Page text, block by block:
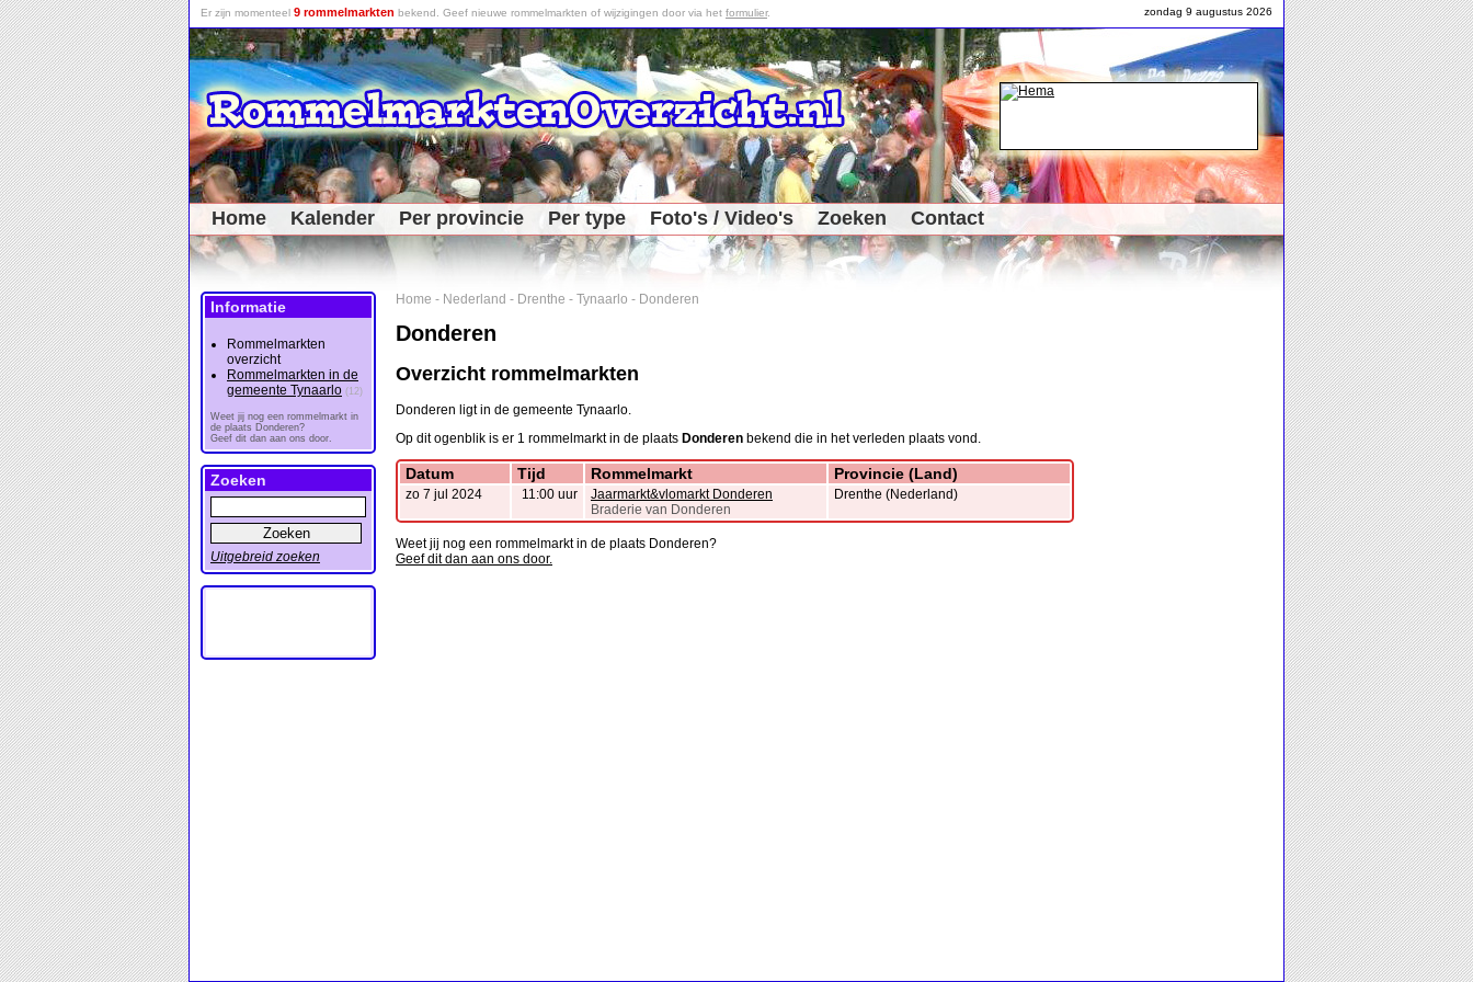
zondag 9 augustus 2026
Er zijn momenteel 9 rommelmarkten bekend. Geef nieuwe rommelmarkten of wijzigingen door via het formulier.
Home Kalender Per provincie Per type Foto's / Video's Zoeken Contact
Home - Nederland - Drenthe - Tynaarlo - Donderen
Donderen
Overzicht rommelmarkten
Donderen ligt in de gemeente Tynaarlo.
Op dit ogenblik is er 1 rommelmarkt in de plaats Donderen bekend die in het verleden plaats vond.
Datum Tijd Rommelmarkt Provincie (Land)
zo 7 jul 2024 11:00 uur
Jaarmarkt&vlomarkt Donderen
Braderie van Donderen
Drenthe (Nederland)
Weet jij nog een rommelmarkt in de plaats Donderen?
Geef dit dan aan ons door.
Informatie
Rommelmarkten
overzicht
Rommelmarkten in de
gemeente Tynaarlo (12)
Weet jij nog een rommelmarkt in
de plaats Donderen?
Geef dit dan aan ons door.
Zoeken
Uitgebreid zoeken